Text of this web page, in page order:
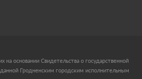
основании Свидетельства о государственной
Гродненским городским исполнительным